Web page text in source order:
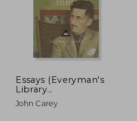
50%
dcto.
Essays (Everyman's
Library
Contemporary
Classics) (en Inglés)
John Carey